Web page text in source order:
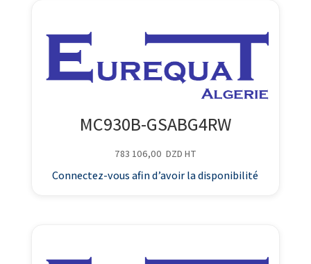
MC930B-GSABG4RW
783 106,00 DZD HT
Connectez-vous afin d’avoir la disponibilité